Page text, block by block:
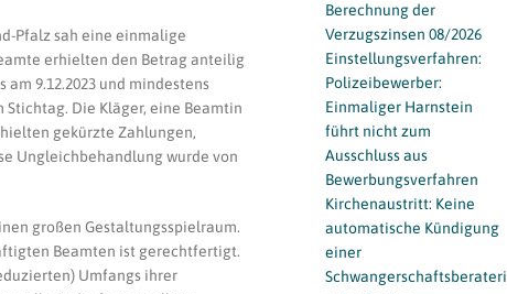
Pfalz sah eine einmalige
erhielten den Betrag anteilig
9.12.2023 und mindestens
Stichtag. Die Kläger, eine Beamtin
gekürzte Zahlungen,
Ungleichbehandlung wurde von
großen Gestaltungsspielraum.
Beamten ist gerechtfertigt.
Umfangs ihrer
Berechnung der
Verzugszinsen 08/2026
Einstellungsverfahren:
Polizeibewerber:
Einmaliger Harnstein
führt nicht zum
Ausschluss aus
Bewerbungsverfahren
Kirchenaustritt: Keine
automatische Kündigung
einer
Schwangerschaftsberateri